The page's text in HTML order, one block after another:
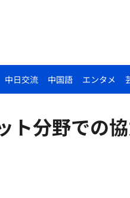
中日交流 中国語 エンタメ
ト分野での